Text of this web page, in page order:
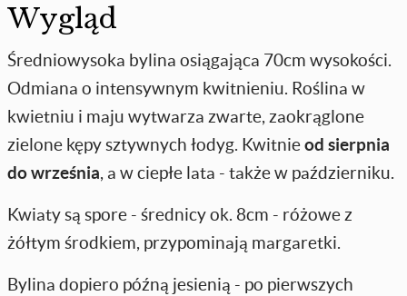
Wygląd
Średniowysoka bylina osiągająca 70cm wysokości.
Odmiana o intensywnym kwitnieniu. Roślina w
kwietniu i maju wytwarza zwarte, zaokrąglone
zielone kępy sztywnych łodyg. Kwitnieod sierpnia
do września, a w ciepłe lata - także w październiku.
Kwiaty są spore - średnicy ok. 8cm - różowe z
żółtym środkiem, przypominają margaretki.
Bylina dopiero późną jesienią - po pierwszych